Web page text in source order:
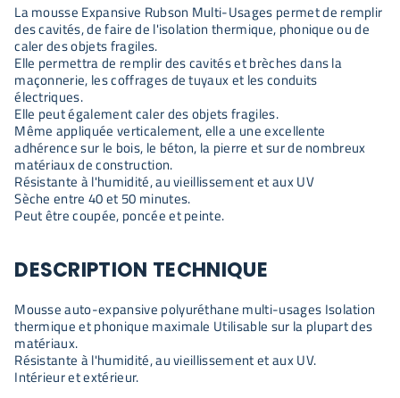
La mousse Expansive Rubson Multi-Usages permet de remplir
des cavités, de faire de l'isolation thermique, phonique ou de
caler des objets fragiles.
Elle permettra de remplir des cavités et brèches dans la
maçonnerie, les coffrages de tuyaux et les conduits
électriques.
Elle peut également caler des objets fragiles.
Même appliquée verticalement, elle a une excellente
adhérence sur le bois, le béton, la pierre et sur de nombreux
matériaux de construction.
Résistante à l'humidité, au vieillissement et aux UV
Sèche entre 40 et 50 minutes.
Peut être coupée, poncée et peinte.
DESCRIPTION TECHNIQUE
Mousse auto-expansive polyuréthane multi-usages Isolation
thermique et phonique maximale Utilisable sur la plupart des
matériaux.
Résistante à l'humidité, au vieillissement et aux UV.
Intérieur et extérieur.